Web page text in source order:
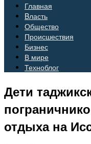
Главная
Bласть
Общество
Происшествия
Бизнес
В мире
Техноблог
Дети
отдыха на